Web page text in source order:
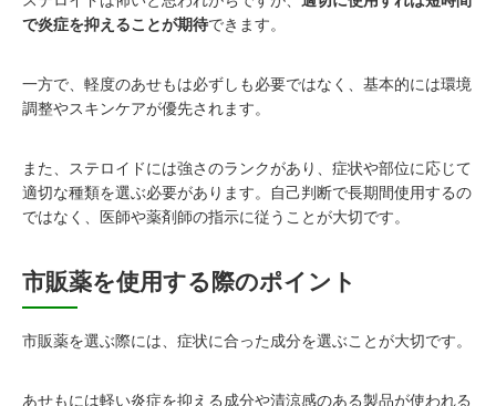
で炎症を抑えることが期待できます。
一方で、軽度のあせもは必ずしも必要ではなく、基本的には環境
調整やスキンケアが優先されます。
また、ステロイドには強さのランクがあり、症状や部位に応じて
適切な種類を選ぶ必要があります。自己判断で長期間使用するの
ではなく、医師や薬剤師の指示に従うことが大切です。
市販薬を使用する際のポイント
市販薬を選ぶ際には、症状に合った成分を選ぶことが大切です。
あせもには軽い炎症を抑える成分や清涼感のある製品が使われる